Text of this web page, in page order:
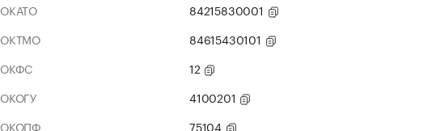
ОКАТО
84215830001
ОКТМО
84615430101
ОКФС
12
ОКОГУ
4100201
ОКОПФ
75104